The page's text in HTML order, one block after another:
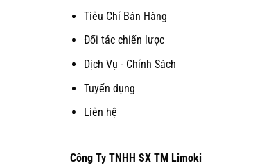
Tiêu Chí Bán Hàng
Đối tác chiến lược
Dịch Vụ - Chính Sách
Tuyển dụng
Liên hệ
Công Ty TNHH SX TM Limoki